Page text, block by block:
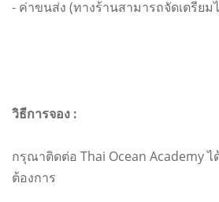
- ค่าขนส่ง (ทางร้านสามารถจัดเตรียม
วิธีการจอง :
กรุณาติดต่อ Thai Ocean Academy
ต้องการ